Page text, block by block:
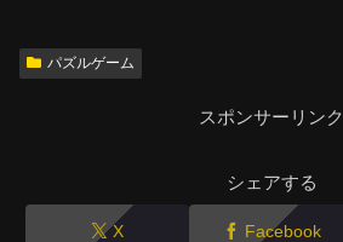
パズルゲーム
スポンサーリンク
シェアする
X Facebook